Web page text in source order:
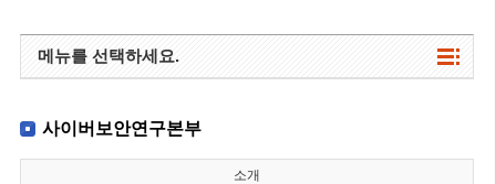
메뉴를 선택하세요.
사이버보안연구본부
소개